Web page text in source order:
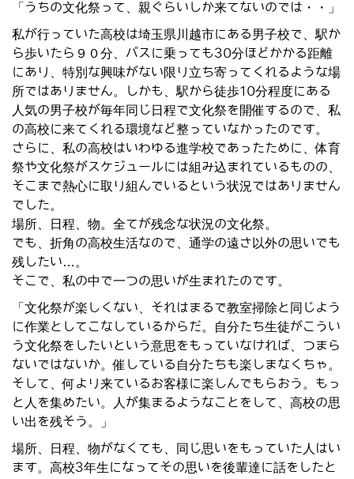
「うちの文化祭って、親ぐらいしか来てないのでは・・」
私が行っていた高校は埼玉県川越市にある男子校で、駅か
ら歩いたら９０分、バスに乗っても30分ほどかかる距離
にあり、特別な興味がない限り立ち寄ってくれるような場
所ではありません。しかも、駅から徒歩10分程度にある
人気の男子校が毎年同じ日程で文化祭を開催するので、私
の高校に来てくれる環境など整っていなかったのです。
さらに、私の高校はいわゆる進学校であったために、体育
祭や文化祭がスケジュールには組み込まれているものの、
そこまで熱心に取り組んでいるという状況ではありません
でした。
場所、日程、物。全てが残念な状況の文化祭。
でも、折角の高校生活なので、通学の遠さ以外の思いでも
残したい…。
そこで、私の中で一つの思いが生まれたのです。
「文化祭が楽しくない、それはまるで教室掃除と同じよう
に作業としてこなしているからだ。自分たち生徒がこうい
う文化祭をしたいという意思をもっていなければ、つまら
ないではないか。催している自分たちも楽しまなくちゃ。
そして、何より来ているお客様に楽しんでもらおう。もっ
と人を集めたい。人が集まるようなことをして、高校の思
い出を残そう。」
場所、日程、物がなくても、同じ思いをもっていた人はい
ます。高校3年生になってその思いを後輩達に話をしたと